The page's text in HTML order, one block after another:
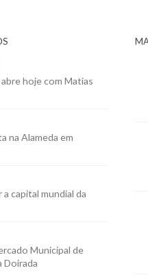
hoje com Matias
na Alameda em
capital mundial da
Municipal de
Doirada